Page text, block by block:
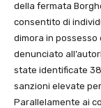
della fermata
consentito di
dimora in possesso
denunciato
state identificate
sanzioni elevate
Parallelamente ai